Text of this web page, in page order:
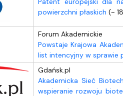
powierzchni płaskich (~
Forum Akademickie
Powstaje Krajowa
list intencyjny w sprawie
Gdańsk.pl
Akademicka Sieć
wspieranie rozwoju